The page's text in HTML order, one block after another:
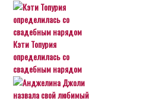
Кэти Топурия
определилась со
свадебным нарядом